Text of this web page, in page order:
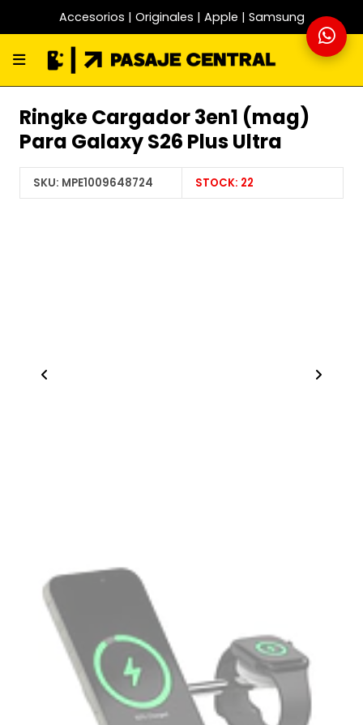
Accesorios | Originales | Apple | Samsung
Ringke Cargador 3en1 (mag)
Para Galaxy S26 Plus Ultra
SKU: MPE1009648724 STOCK: 22